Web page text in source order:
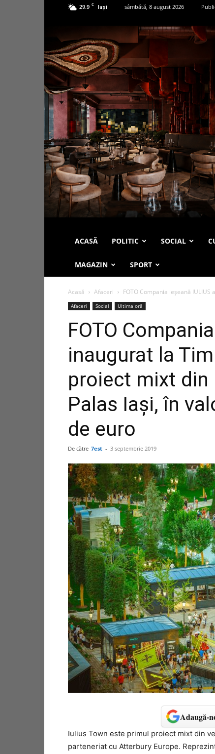
29.9 C Iași sâmbătă, 8 august 2026
ACASĂ POLITIC SOCIAL
MAGAZIN SPORT
Acasă Afaceri FOTO Compania ieşeană
Afaceri Social Ultima oră
FOTO
inaugurat la
proiect mixt
Palas Iaşi, în
de euro
De către 7est - 3 septembrie 2019
Adaugă-
Iulius Town este primul proiect mixt din
parteneriat cu Atterbury Europe.